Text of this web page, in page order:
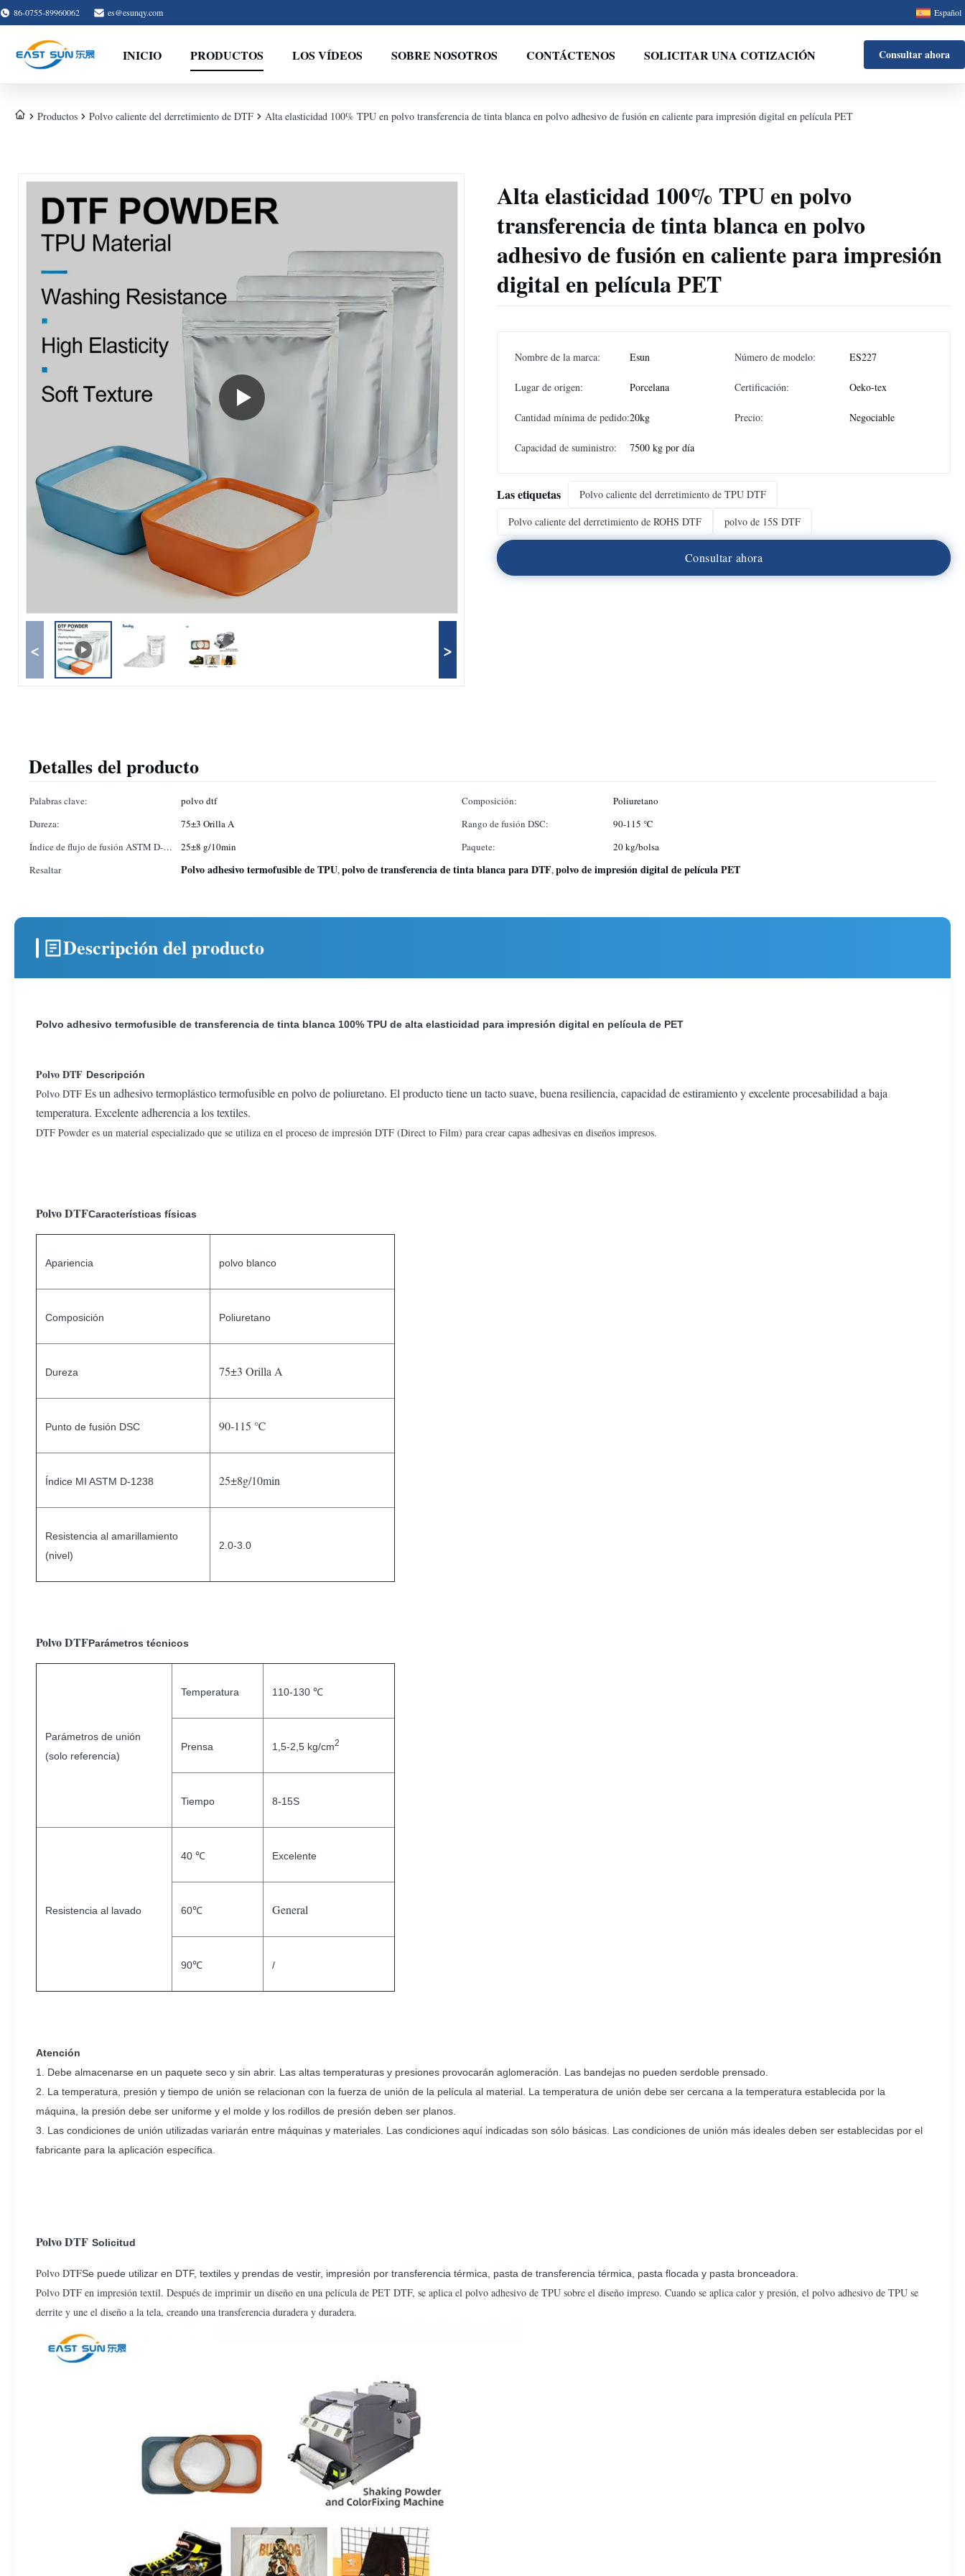
86-0755-89960062 es@esunqy.com Español
INICIO PRODUCTOS LOS VÍDEOS SOBRE NOSOTROS CONTÁCTENOS SOLICITAR UNA COTIZACIÓN Consultar ahora
Productos Polvo caliente del derretimiento de DTF Alta elasticidad 100% TPU en polvo transferencia de tinta blanca en polvo adhesivo de fusión en caliente para impresión digital en película PET
< >
Alta elasticidad 100% TPU en polvo
transferencia de tinta blanca en polvo
adhesivo de fusión en caliente para impresión
digital en película PET
Nombre de la marca: Esun Número de modelo: ES227
Lugar de origen: Porcelana Certificación: Oeko-tex
Cantidad mínima de pedido:20kg Precio: Negociable
Capacidad de suministro: 7500 kg por día
Las etiquetas
Polvo caliente del derretimiento de TPU DTF
Polvo caliente del derretimiento de ROHS DTF
polvo de 15S DTF
Consultar ahora
Detalles del producto
Palabras clave: polvo dtf Composición:
Poliuretano
Dureza:
75±3 Orilla A Rango de fusión DSC:
90-115 ℃
Índice de flujo de fusión ASTM D-
1238:
25±8 g/10min Paquete:
20 kg/bolsa
Resaltar
Polvo adhesivo termofusible de TPU,polvo de transferencia de tinta blanca para DTF,polvo de impresión digital de película PET
Descripción del producto
Polvo adhesivo termofusible de transferencia de tinta blanca 100% TPU de alta elasticidad para impresión digital en película de PET
Polvo DTF Descripción
Polvo DTF Es un adhesivo termoplástico termofusible en polvo de poliuretano. El producto tiene un tacto suave, buena resiliencia, capacidad de estiramiento y excelente procesabilidad a baja
temperatura. Excelente adherencia a los textiles.
DTF Powder es un material especializado que se utiliza en el proceso de impresión DTF (Direct to Film) para crear capas adhesivas en diseños impresos.
Polvo DTFCaracterísticas físicas
Apariencia polvo blanco
Composición Poliuretano
Dureza 75±3 Orilla A
Punto de fusión DSC 90-115 ℃
Índice MI ASTM D-1238 25±8g/10min
Resistencia al amarillamiento
(nivel)
2.0-3.0
Polvo DTFParámetros técnicos
Parámetros de unión
(solo referencia)
Temperatura 110-130 ℃
Prensa 1,5-2,5 kg/cm2
Tiempo 8-15S
Resistencia al lavado
40 ℃ Excelente
60℃ General
90℃ /
Atención
1. Debe almacenarse en un paquete seco y sin abrir. Las altas temperaturas y presiones provocarán aglomeración. Las bandejas no pueden serdoble prensado.
2. La temperatura, presión y tiempo de unión se relacionan con la fuerza de unión de la película al material. La temperatura de unión debe ser cercana a la temperatura establecida por la
máquina, la presión debe ser uniforme y el molde y los rodillos de presión deben ser planos.
3. Las condiciones de unión utilizadas variarán entre máquinas y materiales. Las condiciones aquí indicadas son sólo básicas. Las condiciones de unión más ideales deben ser establecidas por el
fabricante para la aplicación específica.
Polvo DTF Solicitud
Polvo DTFSe puede utilizar en DTF, textiles y prendas de vestir, impresión por transferencia térmica, pasta de transferencia térmica, pasta flocada y pasta bronceadora.
Polvo DTF en impresión textil. Después de imprimir un diseño en una película de PET DTF, se aplica el polvo adhesivo de TPU sobre el diseño impreso. Cuando se aplica calor y presión, el polvo adhesivo de TPU se
derrite y une el diseño a la tela, creando una transferencia duradera y duradera.